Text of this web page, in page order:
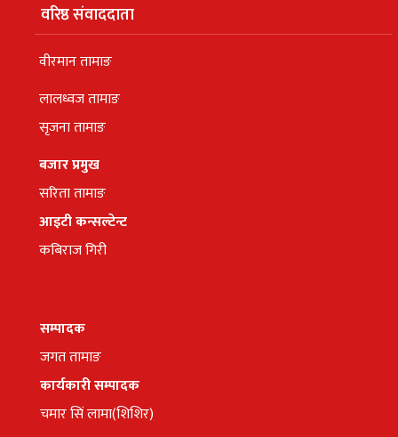
वरिष्ठ संवाददाता
वीरमान तामाङ
लालध्वज तामाङ
सृजना तामाङ
बजार प्रमुख
सरिता तामाङ
आइटी कन्सल्टेन्ट
कबिराज गिरी
सम्पादक
जगत तामाङ
कार्यकारी सम्पादक
चमार सिं लामा(शिशिर)